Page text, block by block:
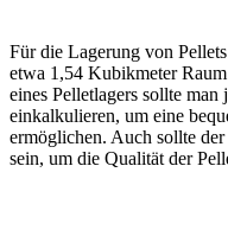
Für die Lagerung von
etwa 1,54 Kubikmeter
eines Pelletlagers sollte
einkalkulieren, um eine
ermöglichen. Auch sollte
sein, um die Qualität der